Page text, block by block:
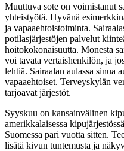
Muuttuva sote on voimistanut
yhteistyötä. Hyvänä
ja vapaaehtoistoiminta.
potilasjärjestöjen palvelut
hoitokokonaisuutta. Monesta
voi tavata vertaishenkilön, ja
lehtiä. Sairaalan aulassa sinua
vapaaehtoiset. Terveyskylän
tarjoavat järjestöt.
Syyskuu on kansainvälinen
amerikkalaisessa
Suomessa pari vuotta sitten.
lisätä kivun tuntemusta ja